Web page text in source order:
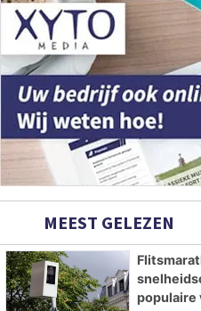
MEEST GELEZEN
populaire